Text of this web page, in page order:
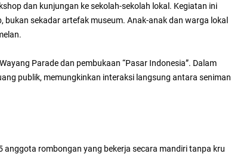
dan kunjungan ke sekolah-sekolah lokal. Kegiatan ini
sekadar artefak museum. Anak-anak dan warga lokal
Parade dan pembukaan “Pasar Indonesia”. Dalam
publik, memungkinkan interaksi langsung antara seniman
anggota rombongan yang bekerja secara mandiri tanpa kru